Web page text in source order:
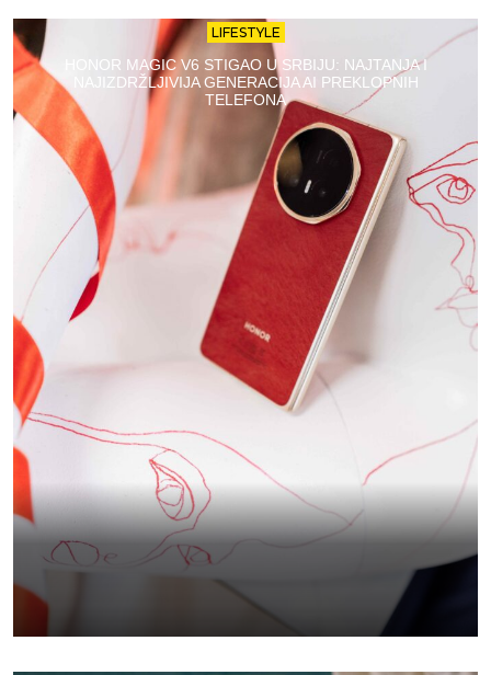
LIFESTYLE
HONOR MAGIC V6 STIGAO U SRBIJU: NAJTANJA I
NAJIZDRŽLJIVIJA GENERACIJA AI PREKLOPNIH
TELEFONA